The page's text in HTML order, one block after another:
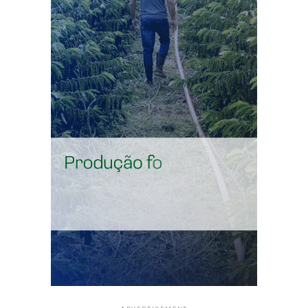
Serviços, Claudio Brandão, destacou que a falta de mão
de obra qualificada continua sendo um dos principais
desafios enfrentados pelas empresas acreanas. “A FIEAC
e o SENAI têm sido grandes parceiros na formação de
profissionais, investindo em qualificação para atender às
necessidades do mercado e fortalecer o nosso
segmento”, ressaltou.
O presidente do Sinear, Antônio Carlos Araújo,
comemorou a presença de empresas do setor no Espaço